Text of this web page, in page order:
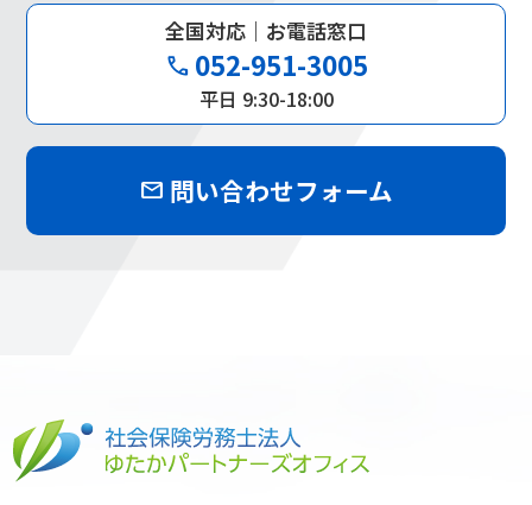
全国対応｜お電話窓口
phone 052-951-3005
平日 9:30-18:00
mail 問い合わせフォーム